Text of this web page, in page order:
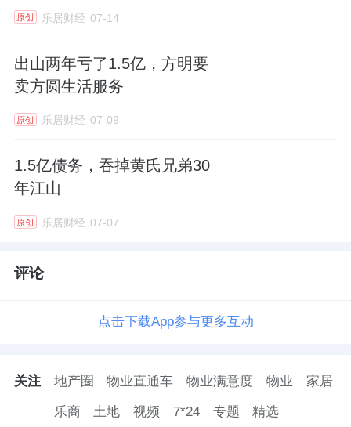
政”，面对股东减持潮无任何实质性作为，甚至
面对投资者的尖锐质询，特发服务回应了，但
避重就轻难消市场疑虑。
坤企业管理股份有限公司无代持关系”，未进一
步披露该公司与特发服务的股权关联、业务往
来等细节。
针对市值管理不作为的质疑，仅以“高度重视全
合国企身份提出任何市值维护的实际方案。
0.70%，曾经的第三大股东即将淡出视线。但
特发服务面临的考验远没有结束。
原创 乐居财经 07-14
出山两年亏了1.5亿，方明要
卖方圆生活服务
原创 乐居财经 07-09
1.5亿债务，吞掉黄氏兄弟30
年江山
原创 乐居财经 07-07
评论
点击下载App参与更多互动
关注 地产圈 物业直通车 物业满意度 物业 家居
乐商 土地 视频 7*24 专题 精选